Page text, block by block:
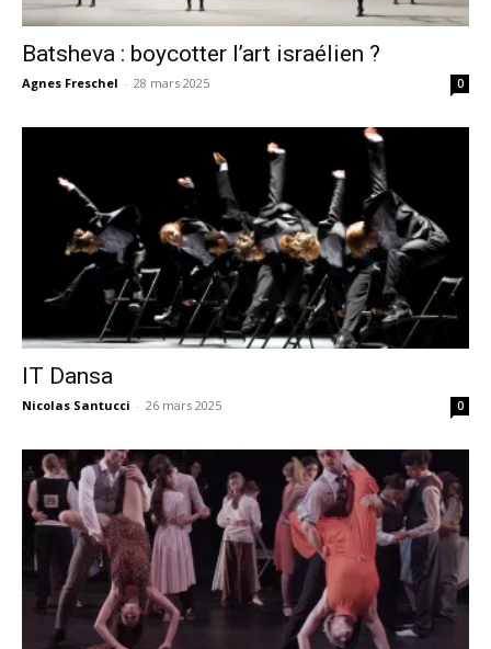
Batsheva : boycotter l’art israélien ?
Agnes Freschel - 28 mars 2025 0
IT Dansa
Nicolas Santucci - 26 mars 2025 0